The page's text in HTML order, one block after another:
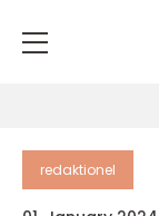
redaktionel